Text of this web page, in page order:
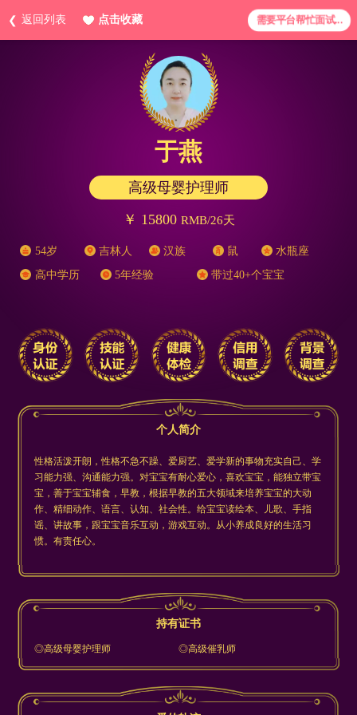
返回列表 点击收藏 需要平台帮忙面试...
于燕
高级母婴护理师
￥ 15800 RMB/26天
54岁 吉林人 汉族 鼠
水瓶座
高中学历
5年经验 带过40+个宝宝
个人简介
性格活泼开朗，性格不急不躁、爱厨艺、爱学新的事物充实自己、学
习能力强、沟通能力强。对宝宝有耐心爱心，喜欢宝宝，能独立带宝
宝，善于宝宝辅食，早教，根据早教的五大领域来培养宝宝的大动
作、精细动作、语言、认知、社会性。给宝宝读绘本、儿歌、手指
谣、讲故事，跟宝宝音乐互动，游戏互动。从小养成良好的生活习
惯。有责任心。
持有证书
◎高级母婴护理师 ◎高级催乳师